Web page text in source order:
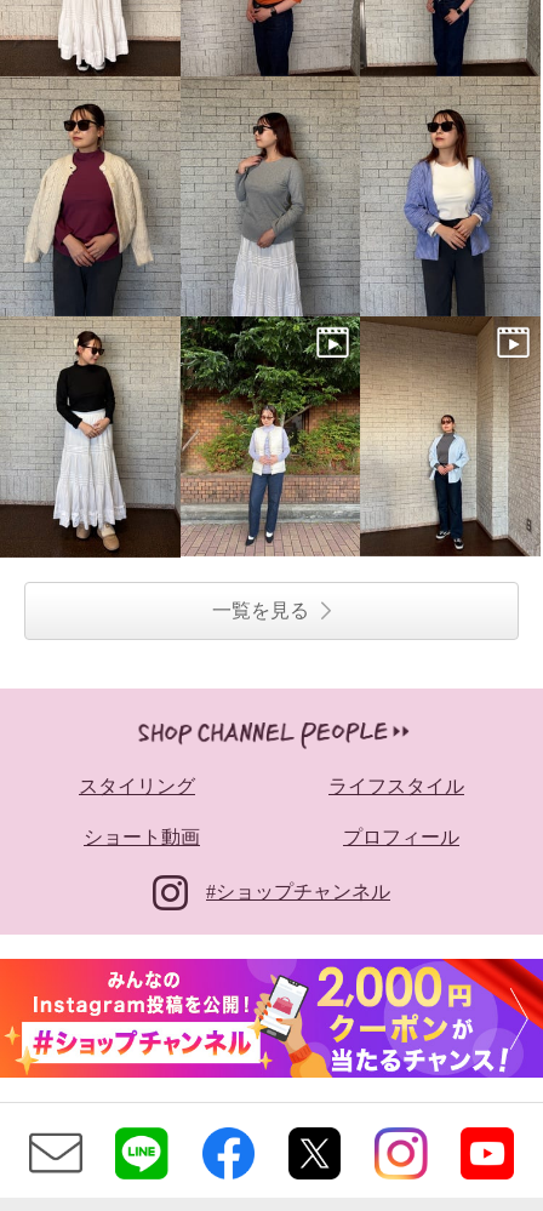
一覧を見る
スタイリング ライフスタイル
ショート動画 プロフィール
#ショップチャンネル